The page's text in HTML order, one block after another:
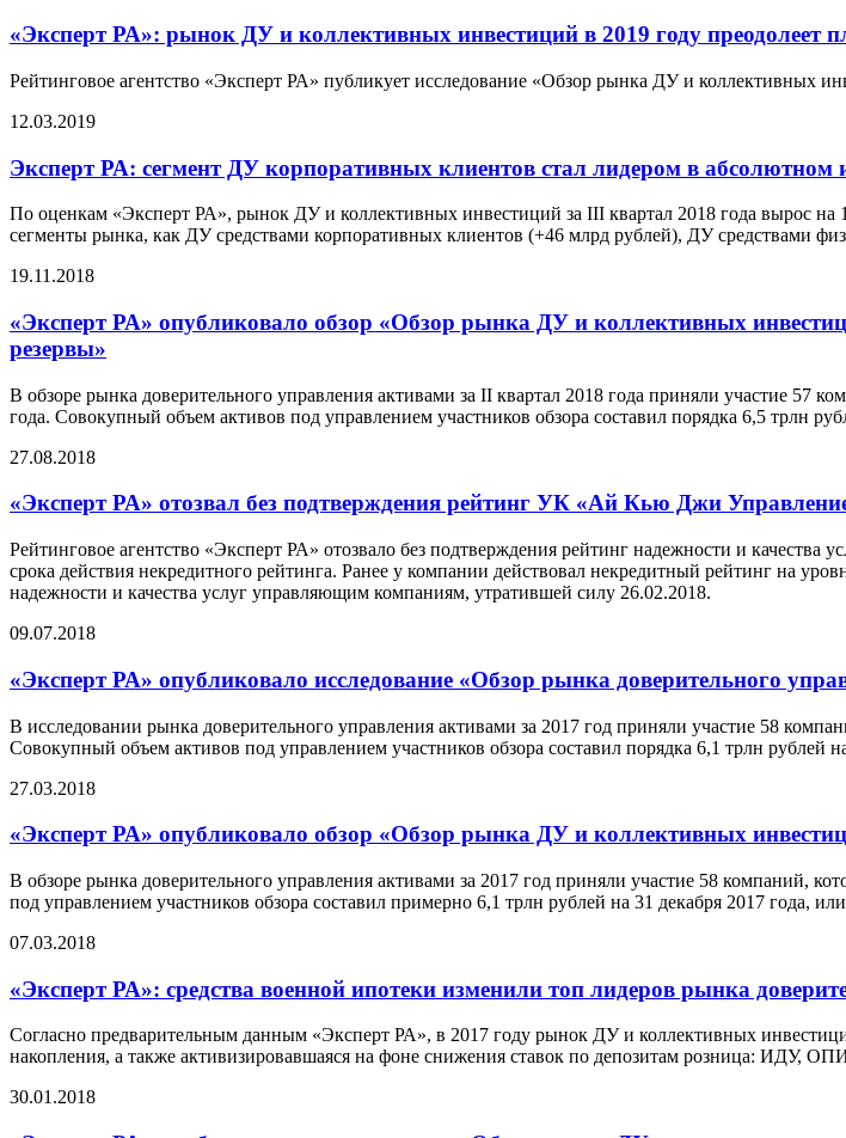
«Эксперт РА»: рынок ДУ и коллективных инвестиций в 2019 году преодолеет
Рейтинговое агентство «Эксперт РА» публикует исследование «Обзор рынка ДУ и коллективных
12.03.2019
Эксперт РА: сегмент ДУ корпоративных клиентов стал лидером в абсолютном
По оценкам «Эксперт РА», рынок ДУ и коллективных инвестиций за III квартал 2018 года вырос
сегменты рынка, как ДУ средствами корпоративных клиентов (+46 млрд рублей), ДУ средствами
19.11.2018
«Эксперт РА» опубликовало обзор «Обзор рынка ДУ и коллективных
резервы»
В обзоре рынка доверительного управления активами за II квартал 2018 года приняли участие 57
года. Совокупный объем активов под управлением участников обзора составил порядка 6,5 трлн
27.08.2018
«Эксперт РА» отозвал без подтверждения рейтинг УК «Ай Кью Джи
Рейтинговое агентство «Эксперт РА» отозвало без подтверждения рейтинг надежности и
срока действия некредитного рейтинга. Ранее у компании действовал некредитный рейтинг на
надежности и качества услуг управляющим компаниям, утратившей силу 26.02.2018.
09.07.2018
«Эксперт РА» опубликовало исследование «Обзор рынка доверительного
В исследовании рынка доверительного управления активами за 2017 год приняли участие 58
Совокупный объем активов под управлением участников обзора составил порядка 6,1 трлн
27.03.2018
«Эксперт РА» опубликовало обзор «Обзор рынка ДУ и коллективных
В обзоре рынка доверительного управления активами за 2017 год приняли участие 58 компаний,
под управлением участников обзора составил примерно 6,1 трлн рублей на 31 декабря 2017 года,
07.03.2018
«Эксперт РА»: средства военной ипотеки изменили топ лидеров рынка
Согласно предварительным данным «Эксперт РА», в 2017 году рынок ДУ и коллективных
накопления, а также активизировавшаяся на фоне снижения ставок по депозитам розница: ИДУ,
30.01.2018